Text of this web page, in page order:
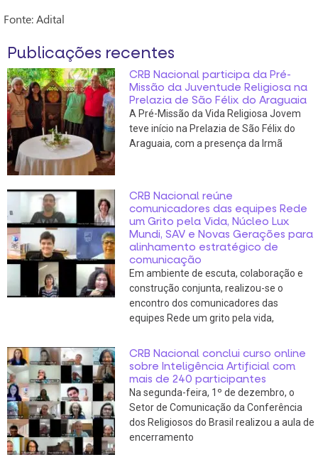
Fonte: Adital
Publicações recentes
CRB Nacional participa da Pré-
Missão da Juventude Religiosa na
Prelazia de São Félix do Araguaia
A Pré-Missão da Vida Religiosa Jovem
teve início na Prelazia de São Félix do
Araguaia, com a presença da Irmã
CRB Nacional reúne
comunicadores das equipes Rede
um Grito pela Vida, Núcleo Lux
Mundi, SAV e Novas Gerações para
alinhamento estratégico de
comunicação
Em ambiente de escuta, colaboração e
construção conjunta, realizou-se o
encontro dos comunicadores das
equipes Rede um grito pela vida,
CRB Nacional conclui curso online
sobre Inteligência Artificial com
mais de 240 participantes
Na segunda-feira, 1º de dezembro, o
Setor de Comunicação da Conferência
dos Religiosos do Brasil realizou a aula de
encerramento